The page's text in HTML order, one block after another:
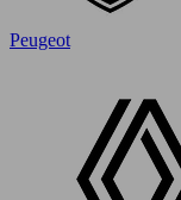
Peugeot